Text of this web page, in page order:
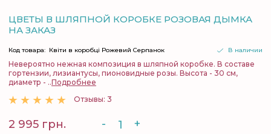
ЦВЕТЫ В ШЛЯПНОЙ КОРОБКЕ РОЗОВАЯ ДЫМКА
НА ЗАКАЗ
В наличии
Код товара: Квіти в коробці Рожевий Серпанок
Невероятно нежная композиция в шляпной коробке. В составе
гортензии, лизиантусы, пионовидные розы. Высота - 30 см,
диаметр - ..Подробнее
Отзывы: 3
2 995 грн. - +